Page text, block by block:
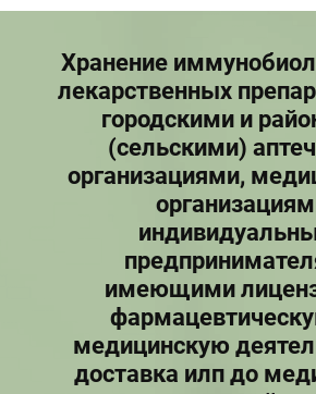
Хранение
лекарственных
городскими и
(сельскими)
организациями,
имеющими
медицинскую
доставка илп до